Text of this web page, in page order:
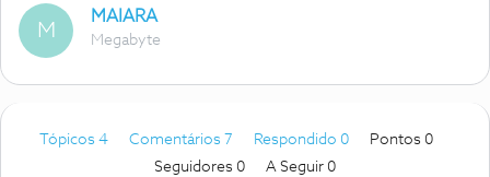
M
MAIARA
Megabyte
Tópicos 4 Comentários 7 Respondido 0
Pontos 0
Seguidores 0 A Seguir 0